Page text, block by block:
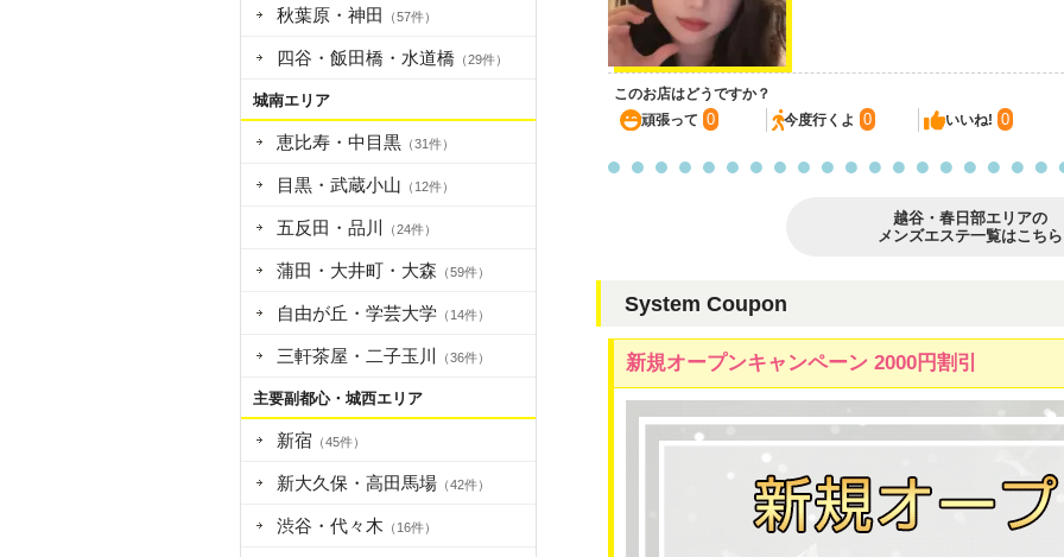
このお店はどうですか？
頑張って 0 今度行くよ 0 いいね! 0
越谷・春日部エリアの
メンズエステ一覧はこちら
System Coupon
新規オープンキャンペーン 2000円割引
秋葉原・神田 （57件）
四谷・飯田橋・水道橋 （29件）
城南エリア
恵比寿・中目黒 （31件）
目黒・武蔵小山 （12件）
五反田・品川 （24件）
蒲田・大井町・大森 （59件）
自由が丘・学芸大学 （14件）
三軒茶屋・二子玉川 （36件）
主要副都心・城西エリア
新宿 （45件）
新大久保・高田馬場 （42件）
渋谷・代々木 （16件）